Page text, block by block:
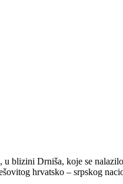
blizini Drniša, koje se
hrvatsko – srpskog